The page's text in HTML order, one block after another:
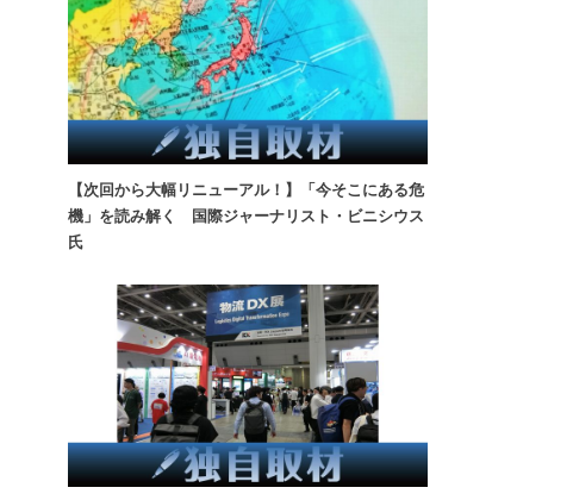
【次回から大幅リニューアル！】「今そこにある危
機」を読み解く 国際ジャーナリスト・ビニシウス
氏